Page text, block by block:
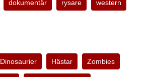
dokumentär rysare western
Dinosaurier Hästar Zombies